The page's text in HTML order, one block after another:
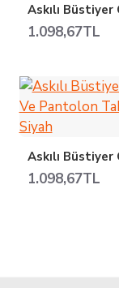
1.098,67TL
1.098,67TL